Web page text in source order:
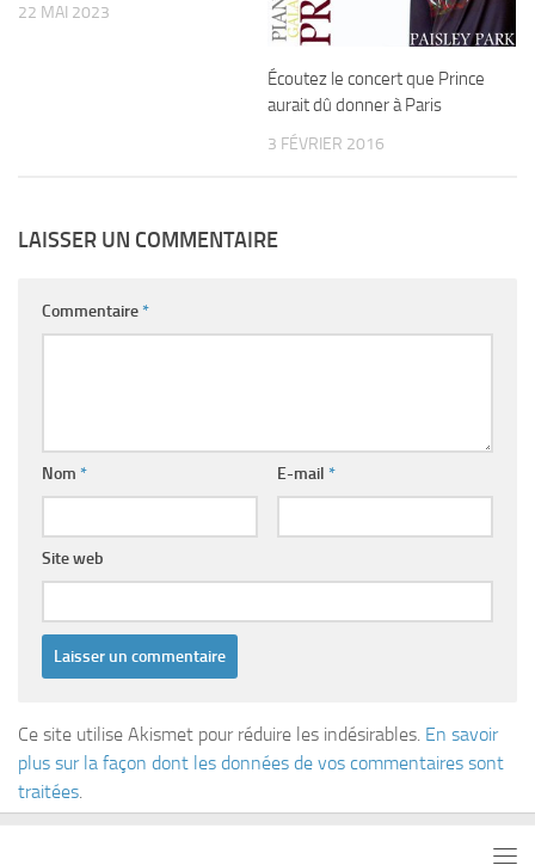
22 MAI 2023
Écoutez le concert que Prince
aurait dû donner à Paris
3 FÉVRIER 2016
LAISSER UN COMMENTAIRE
Commentaire*
Nom * E-mail *
Site web
Ce site utilise Akismet pour réduire les indésirables. En savoir
plus sur la façon dont les données de vos commentaires sont
traitées.